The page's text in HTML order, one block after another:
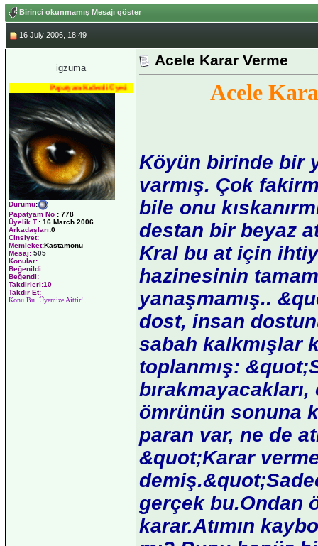
Birinci okunmamış Mesajı göster
16 July 2006, 18:49
igzuma
Papatyam Kıdemli Üyesi
Durumu:
Papatyam No : 778
Üyelik T.: 16 March 2006
Arkadaşları:0
Cinsiyet:
Memleket:Kastamonu
Mesaj: 505
Konular:
Beğenildi:
Beğendi:
Takdirleri:10
Takdir Et:
Konu Bu Üyemize Aittir!
Acele Karar Verme
Acele
Köyün birinde bir
varmış. Çok
bile onu
destan bir beyaz
Kral bu at için
hazinesinin
yanaşmamış..
dost, insan
sabah kalkmışlar
toplanmış:
ömrünün sonuna
paran var, ne de
&quot;Karar
gerçek bu.Ondan
karar.Atımın